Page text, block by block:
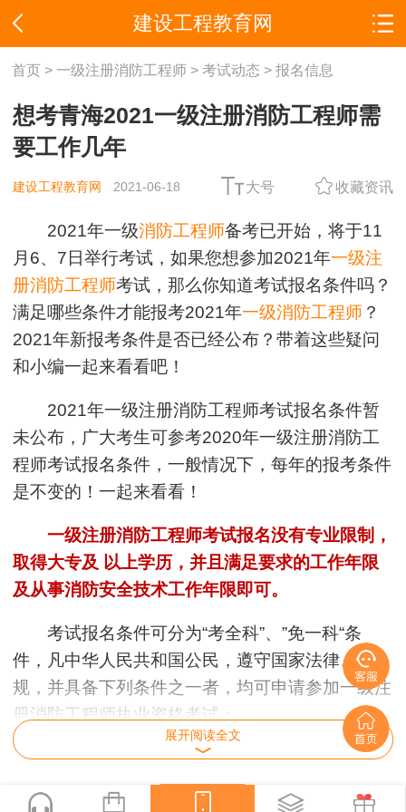
建设工程教育网
首页> 一级注册消防工程师> 考试动态 > 报名信息
想考青海2021一级注册消防工程师需
要工作几年
建设工程教育网 2021-06-18 大号 收藏资讯
2021年一级消防工程师备考已开始，将于11
月6、7日举行考试，如果您想参加2021年一级注
册消防工程师考试，那么你知道考试报名条件吗？
满足哪些条件才能报考2021年一级消防工程师 ？
2021年新报考条件是否已经公布？带着这些疑问
和小编一起来看看吧！
2021年一级注册消防工程师考试报名条件暂
未公布，广大考生可参考2020年一级注册消防工
程师考试报名条件，一般情况下，每年的报考条件
是不变的！一起来看看！
一级注册消防工程师考试报名没有专业限制，
取得大专及 以上学历，并且满足要求的工作年限
及从事消防安全技术工作年限即可。
考试报名条件可分为“考全科”、”免一科“条
件，凡中华人民共和国公民，遵守国家法律、法
规，并具备下列条件之一者，均可申请参加一级注
册消防工程师执业资格考试：
一、”考全科“报名条件
凡中华人民共和国公民，遵守国家法律、法
展开阅读全文